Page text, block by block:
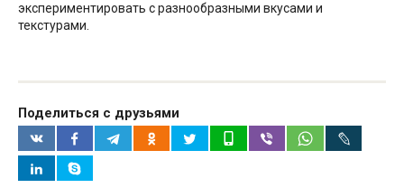
экспериментировать с разнообразными вкусами и
текстурами.
Поделиться с друзьями